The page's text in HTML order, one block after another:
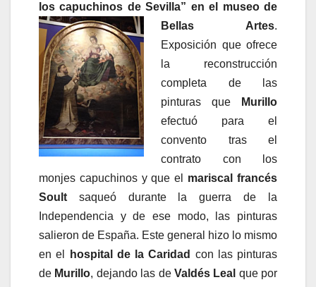
los capuchinos de Sevilla” en el museo de
Bellas Artes.
Exposición que ofrece
la reconstrucción
completa de las
pinturas que
Murillo
efectuó para el
convento tras el
contrato con los
monjes capuchinos y que el mariscal francés
Soult saqueó durante la guerra de la
Independencia y de ese modo, las pinturas
salieron de España. Este general hizo lo mismo
en el
hospital de la Caridad con las pinturas
de Murillo, dejando las de Valdés Leal que por